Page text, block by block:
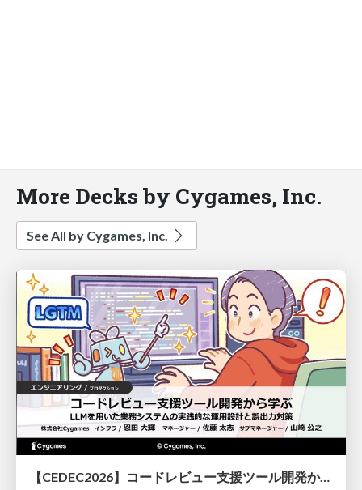
More Decks by Cygames, Inc.
See All by Cygames, Inc.
【CEDEC2026】コードレビュー支援ツール開発から学ぶ：LLMを用いた業務システムの実践的な運用設計と誤出力対策